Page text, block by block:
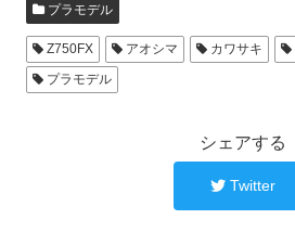
プラモデル
Z750FX アオシマ カワサキ
プラモデル
シェアする
Twitter